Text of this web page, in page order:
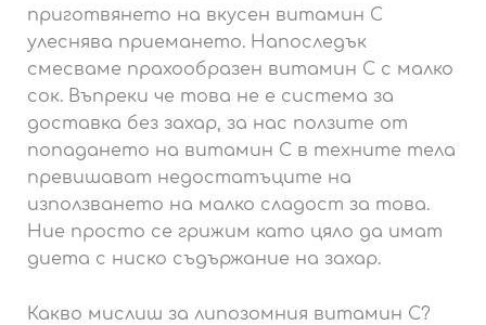
приготвянето на вкусен витамин С
улеснява приемането. Напоследък
смесваме прахообразен витамин С с малко
сок. Въпреки че това не е система за
доставка без захар, за нас ползите от
попадането на витамин С в техните тела
превишават недостатъците на
използването на малко сладост за това.
Ние просто се грижим като цяло да имат
диета с ниско съдържание на захар.
Какво мислиш за липозомния витамин С?